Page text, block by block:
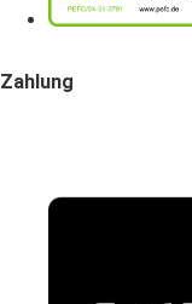
Zahlung